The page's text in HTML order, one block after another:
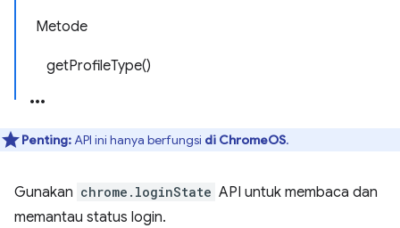
Metode
getProfileType()
Penting:API ini hanya berfungsi di ChromeOS.
Gunakan chrome.loginState API untuk membaca dan
memantau status login.